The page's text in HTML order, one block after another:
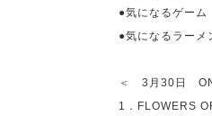
●気になるゲー
●気になるラー
＜ 3 月 30 日
1 ． FLOWERS